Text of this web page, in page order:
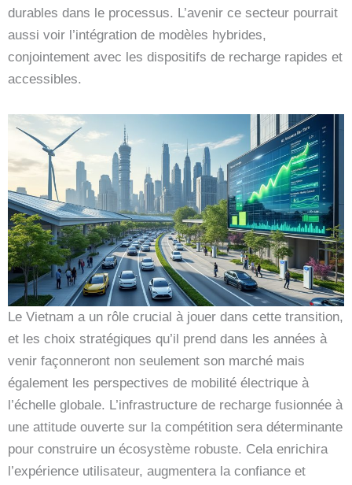
durables dans le processus. L’avenir ce secteur pourrait
aussi voir l’intégration de modèles hybrides,
conjointement avec les dispositifs de recharge rapides et
accessibles.
Le Vietnam a un rôle crucial à jouer dans cette transition,
et les choix stratégiques qu’il prend dans les années à
venir façonneront non seulement son marché mais
également les perspectives de mobilité électrique à
l’échelle globale. L’infrastructure de recharge fusionnée à
une attitude ouverte sur la compétition sera déterminante
pour construire un écosystème robuste. Cela enrichira
l’expérience utilisateur, augmentera la confiance et